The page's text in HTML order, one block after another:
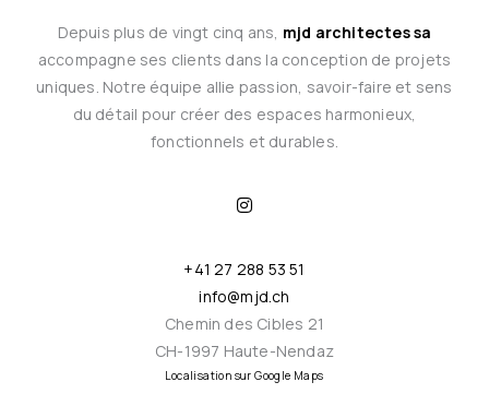
Depuis plus de vingt cinq ans, mjd architectes sa
accompagne ses clients dans la conception de projets
uniques. Notre équipe allie passion, savoir-faire et sens
du détail pour créer des espaces harmonieux,
fonctionnels et durables.
n
s
g
r
a
m
+41 27 288 53 51
info@mjd.ch
Chemin des Cibles 21
CH-1997 Haute-Nendaz
Localisation sur Google Maps